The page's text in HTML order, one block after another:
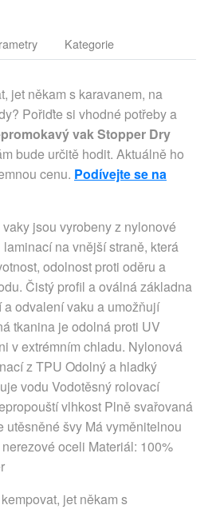
Kategorie
jet někam s karavanem, na
Pořiďte si vhodné potřeby a
vak Stopper Dry
bude určitě hodit. Aktuálně ho
cenu. Podívejte se na
jsou vyrobeny z nylonové
na vnější straně, která
odolnost proti oděru a
Čistý profil a oválná základna
odvalení vaku a umožňují
tkanina je odolná proti UV
v extrémním chladu. Nylonová
z TPU Odolný a hladký
vodu Vodotěsný rolovací
vlhkost Plně svařovaná
utěsněné švy Má vyměnitelnou
oceli Materiál: 100%
jet někam s